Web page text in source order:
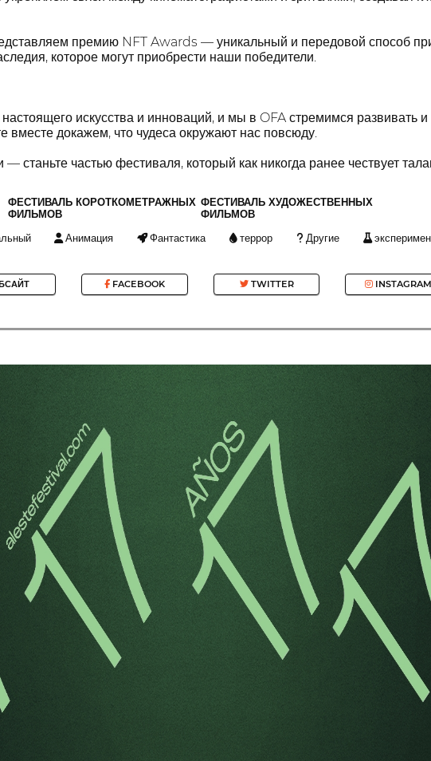
премию NFT Awards — уникальный и передовой способ
которое могут приобрести наши победители.
искусства и инноваций, и мы в OFA стремимся развивать и
вместе докажем, что чудеса окружают нас повсюду.
станьте частью фестиваля, который как никогда ранее чествует
ФЕСТИВАЛЬ КОРОТКОМЕТРАЖНЫХ
ФИЛЬМОВ
ФЕСТИВАЛЬ ХУДОЖЕСТВЕННЫХ
ФИЛЬМОВ
Анимация Фантастика террор Другие
FACEBOOK TWITTER INSTAGRAM